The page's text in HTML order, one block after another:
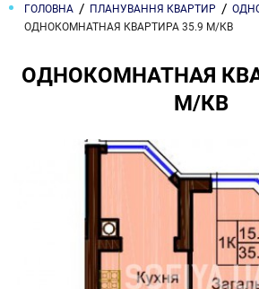
ГОЛОВНА ПЛАНУВАННЯ КВАРТИР
ОДНОКОМНАТНАЯ КВАРТИРА 35.9 М/КВ
ОДНОКОМНАТНАЯ
М/КВ